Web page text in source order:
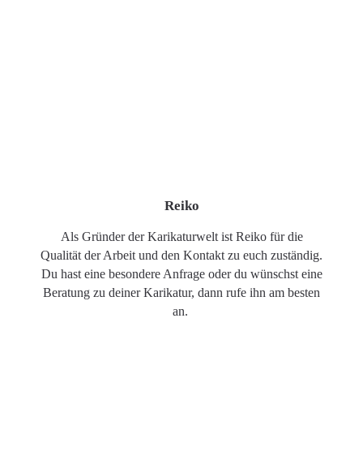
Reiko
Als Gründer der Karikaturwelt ist Reiko für die
Qualität der Arbeit und den Kontakt zu euch zuständig.
Du hast eine besondere Anfrage oder du wünschst eine
Beratung zu deiner Karikatur, dann rufe ihn am besten
an.